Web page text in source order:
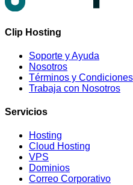
Clip Hosting
Soporte y Ayuda
Nosotros
Términos y Condiciones
Trabaja con Nosotros
Servicios
Hosting
Cloud Hosting
VPS
Dominios
Correo Corporativo